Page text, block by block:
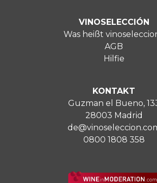
VINOSELECCIÓN
Was heißt
AGB
Hilfie
KONTAKT
Guzman el Bueno,
28003 Madrid
0800 1808 358